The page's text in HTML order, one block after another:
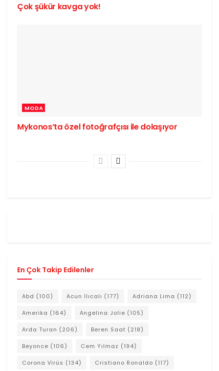
Çok şükür kavga yok!
MODA
Mykonos’ta özel fotoğrafçısı ile dolaşıyor
En Çok Takip Edilenler
Abd (100) Acun Ilıcalı (177) Adriana Lima (112)
Amerika (164) Angelina Jolie (105)
Arda Turan (206) Beren Saat (218)
Beyonce (106) Cem Yılmaz (194)
Corona Virüs (134) Cristiano Ronaldo (117)